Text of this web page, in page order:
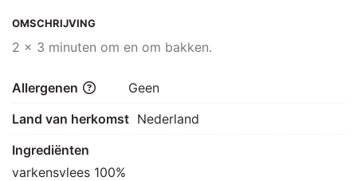
OMSCHRIJVING
2 x 3 minuten om en om bakken.
Allergenen
Geen
Land van herkomst Nederland
Ingrediënten
varkensvlees 100%